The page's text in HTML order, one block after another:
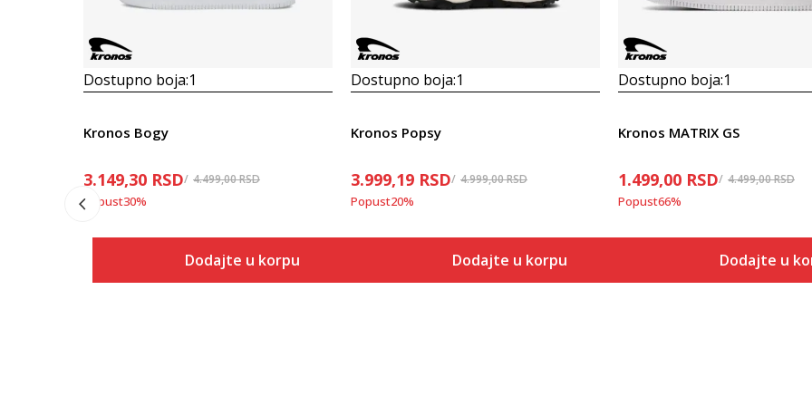
Dostupno boja:1
Kronos Bogy
3.149,30 RSD 4.499,00RSD
Popust30%
Dodajte u korpu
Dostupno boja:1
Kronos Popsy
3.999,19 RSD 4.999,00RSD
Popust20%
Dodajte u korpu
Dostupno boja:1
Kronos MATRIX GS
1.499,00 RSD 4.499,00RSD
Popust66%
Dodajte u